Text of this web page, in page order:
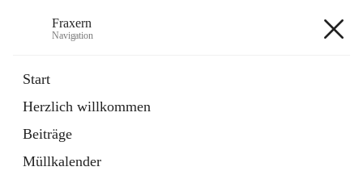
Fraxern
Navigation
Start
Herzlich willkommen
Beiträge
Müllkalender
Ordner
in
Tab